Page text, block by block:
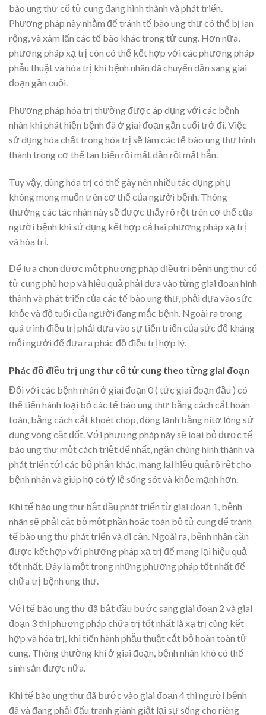
bào ung thư cổ tử cung đang hình thành và phát triển.
Phương pháp này nhằm để tránh tế bào ung thư có thể bị lan
rộng, và xâm lấn các tế bào khác trong tử cung. Hơn nữa,
phương pháp xạ trị còn có thể kết hợp với các phương pháp
phẫu thuật và hóa trị khi bệnh nhân đã chuyển dần sang giai
đoạn gần cuối.
Phương pháp hóa trị thường được áp dụng với các bệnh
nhân khi phát hiện bệnh đã ở giai đoạn gần cuối trở đi. Việc
sử dụng hóa chất trong hóa trị sẽ làm các tế bào ung thư hình
thành trong cơ thể tan biến rồi mất dần rồi mất hẳn.
Tuy vậy, dùng hóa trị có thể gây nên nhiều tác dụng phụ
không mong muốn trên cơ thể của người bệnh. Thông
thường các tác nhân này sẽ được thấy rõ rệt trên cơ thể của
người bệnh khi sử dụng kết hợp cả hai phương pháp xạ trị
và hóa trị.
Để lựa chọn được một phương pháp điều trị bệnh ung thư cổ
tử cung phù hợp và hiệu quả phải dựa vào từng giai đoạn hình
thành và phát triển của các tế bào ung thư, phải dựa vào sức
khỏe và độ tuổi của người đang mắc bệnh. Ngoài ra trong
quá trình điều trị phải dựa vào sự tiến triển của sức để kháng
mỗi người để đưa ra phác đồ điều trị hợp lý.
Phác đồ điều trị ung thư cổ tử cung theo từng giai đoạn
Đối với các bệnh nhân ở giai đoạn 0 ( tức giai đoạn đầu ) có
thể tiến hành loại bỏ các tế bào ung thư bằng cách cắt hoàn
toàn, bằng cách cắt khoét chóp, đông lạnh bằng nitơ lỏng sử
dụng vòng cắt đốt. Với phương pháp này sẽ loại bỏ được tế
bào ung thư một cách triệt để nhất, ngăn chúng hình thành và
phát triển tới các bộ phận khác, mang lại hiệu quả rõ rệt cho
bệnh nhân và giúp họ có tỷ lệ sống sót và khỏe mạnh hơn.
Khi tế bào ung thư bắt đầu phát triển từ giai đoạn 1, bệnh
nhân sẽ phải cắt bỏ một phần hoặc toàn bộ tử cung để tránh
tế bào ung thư phát triển và di căn. Ngoài ra, bệnh nhân cần
được kết hợp với phương pháp xạ trị để mang lại hiệu quả
tốt nhất. Đây là một trong những phương pháp tốt nhất để
chữa trị bệnh ung thư.
Với tế bào ung thư đã bắt đầu bước sang giai đoạn 2 và giai
đoạn 3 thì phương pháp chữa trị tốt nhất là xạ trị cùng kết
hợp và hóa trị, khi tiến hành phẫu thuật cắt bỏ hoàn toàn tử
cung. Thông thường khi ở giai đoạn, bệnh nhân khó có thể
sinh sản được nữa.
Khi tế bào ung thư đã bước vào giai đoạn 4 thì người bệnh
đã và đang phải đấu tranh giành giật lại sự sống cho riêng